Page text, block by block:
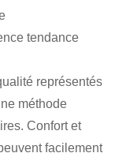
tendance
représentés
méthode
Confort et
facilement